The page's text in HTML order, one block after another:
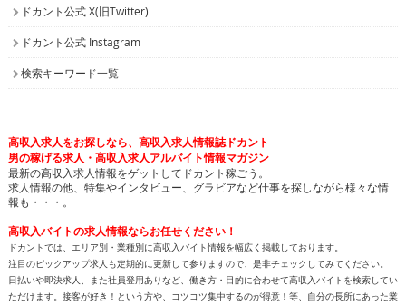
ドカント公式 X(旧Twitter)
ドカント公式 Instagram
検索キーワード一覧
高収入求人をお探しなら、高収入求人情報誌ドカント
男の稼げる求人・高収入求人アルバイト情報マガジン
最新の高収入求人情報をゲットしてドカント稼ごう。
求人情報の他、特集やインタビュー、グラビアなど仕事を探しながら様々な情
報も・・・。
高収入バイトの求人情報ならお任せください！
ドカントでは、エリア別・業種別に高収入バイト情報を幅広く掲載しております。
注目のピックアップ求人も定期的に更新して参りますので、是非チェックしてみてください。
日払いや即決求人、また社員登用ありなど、働き方・目的に合わせて高収入バイトを検索してい
ただけます。接客が好き！という方や、コツコツ集中するのが得意！等、自分の長所にあった業